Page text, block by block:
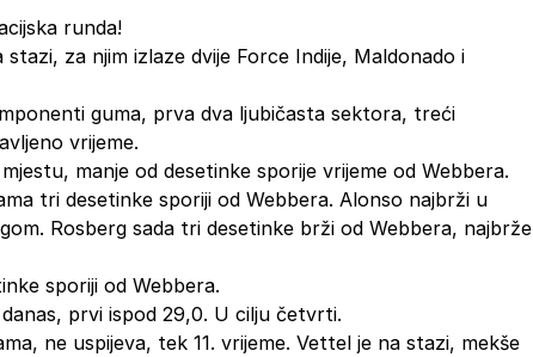
runda!
za njim izlaze dvije Force Indije, Maldonado i
guma, prva dva ljubičasta sektora, treći
vrijeme.
manje od desetinke sporije vrijeme od Webbera.
tri desetinke sporiji od Webbera. Alonso najbrži u
Rosberg sada tri desetinke brži od Webbera, najbrže
sporiji od Webbera.
prvi ispod 29,0. U cilju četvrti.
ne uspijeva, tek 11. vrijeme. Vettel je na stazi, mekše